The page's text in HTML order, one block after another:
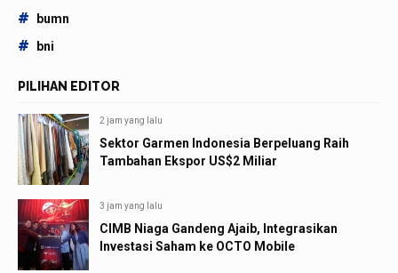
# bumn
# bni
PILIHAN EDITOR
2 jam yang lalu
Sektor Garmen Indonesia Berpeluang Raih
Tambahan Ekspor US$2 Miliar
3 jam yang lalu
CIMB Niaga Gandeng Ajaib, Integrasikan
Investasi Saham ke OCTO Mobile